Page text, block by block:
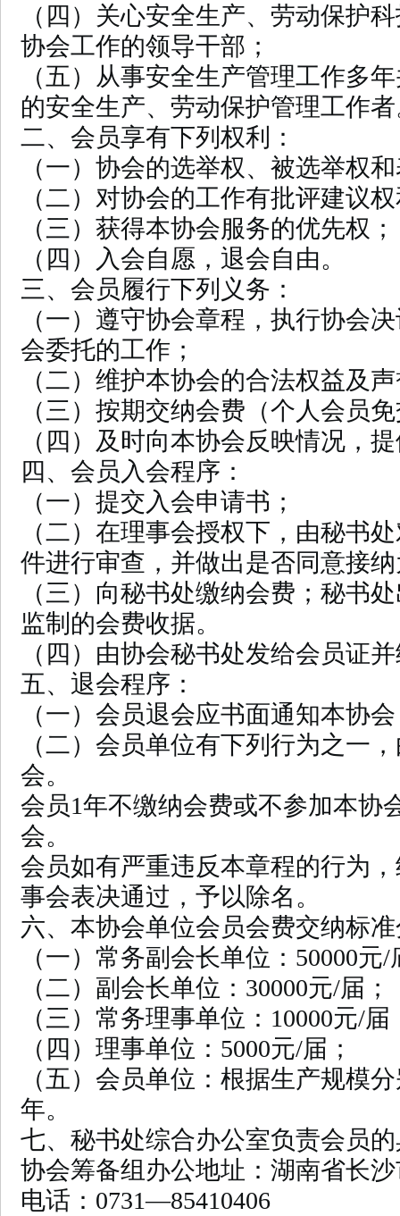
（四）关心安全生产、劳动保护
协会工作的领导干部；
（五）从事安全生产管理工作多
的安全生产、劳动保护管理工作
二、会员享有下列权利：
（一）协会的选举权、被选举权
（二）对协会的工作有批评建议
（三）获得本协会服务的优先权；
（四）入会自愿，退会自由。
三、会员履行下列义务：
（一）遵守协会章程，执行协会
会委托的工作；
（二）维护本协会的合法权益及
（三）按期交纳会费（个人会员
（四）及时向本协会反映情况，
四、会员入会程序：
（一）提交入会申请书；
（二）在理事会授权下，由秘书
件进行审查，并做出是否同意接
（三）向秘书处缴纳会费；秘书
监制的会费收据。
（四）由协会秘书处发给会员证
五、退会程序：
（一）会员退会应书面通知本协
（二）会员单位有下列行为之一
会。
会员1年不缴纳会费或不参加本协
会。
会员如有严重违反本章程的行为
事会表决通过，予以除名。
六、本协会单位会员会费交纳标
（一）常务副会长单位：50000元/
（二）副会长单位：30000元/届；
（三）常务理事单位：10000元/届
（四）理事单位：5000元/届；
（五）会员单位：根据生产规模
年。
七、秘书处综合办公室负责会员
协会筹备组办公地址：湖南省长
电话：0731—85410406